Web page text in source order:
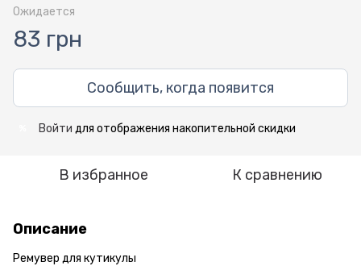
Ожидается
83 грн
Сообщить, когда появится
Войти для отображения накопительной скидки
В избранное К сравнению
Описание
Ремувер для кутикулы